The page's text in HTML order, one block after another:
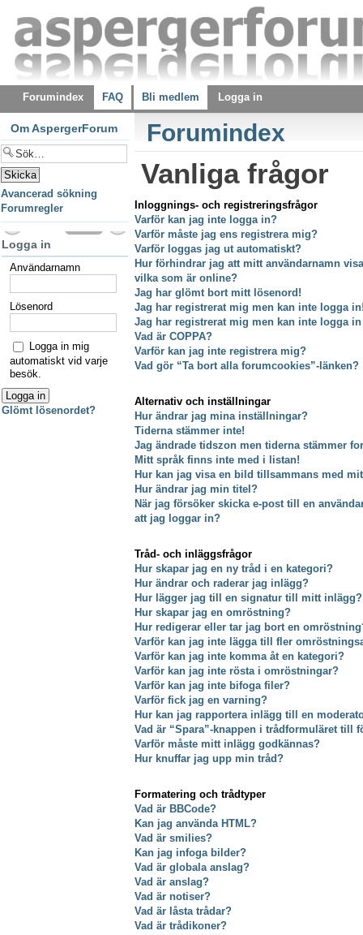
Forumindex FAQ Bli medlem Logga in
Forumindex
Vanliga frågor
Inloggnings- och registreringsfrågor
Varför kan jag inte logga in?
Varför måste jag ens registrera mig?
Varför loggas jag ut automatiskt?
Hur förhindrar jag att mitt användarnamn
vilka som är online?
Jag har glömt bort mitt lösenord!
Jag har registrerat mig men kan inte logga
Jag har registrerat mig men kan inte logga
Vad är COPPA?
Varför kan jag inte registrera mig?
Vad gör “Ta bort alla forumcookies”-länken?
Alternativ och inställningar
Hur ändrar jag mina inställningar?
Tiderna stämmer inte!
Jag ändrade tidszon men tiderna stämmer
Mitt språk finns inte med i listan!
Hur kan jag visa en bild tillsammans med
Hur ändrar jag min titel?
När jag försöker skicka e-post till en
att jag loggar in?
Tråd- och inläggsfrågor
Hur skapar jag en ny tråd i en kategori?
Hur ändrar och raderar jag inlägg?
Hur lägger jag till en signatur till mitt inlägg?
Hur skapar jag en omröstning?
Hur redigerar eller tar jag bort en
Varför kan jag inte lägga till fler
Varför kan jag inte komma åt en kategori?
Varför kan jag inte rösta i omröstningar?
Varför kan jag inte bifoga filer?
Varför fick jag en varning?
Hur kan jag rapportera inlägg till en
Vad är “Spara”-knappen i trådformuläret till
Varför måste mitt inlägg godkännas?
Hur knuffar jag upp min tråd?
Formatering och trådtyper
Vad är BBCode?
Kan jag använda HTML?
Vad är smilies?
Kan jag infoga bilder?
Vad är globala anslag?
Vad är anslag?
Vad är notiser?
Vad är låsta trådar?
Vad är trådikoner?
Om AspergerForum
Avancerad sökning
Forumregler
Logga in
Användarnamn
Lösenord
Logga in mig
automatiskt vid varje
besök.
Glömt lösenordet?